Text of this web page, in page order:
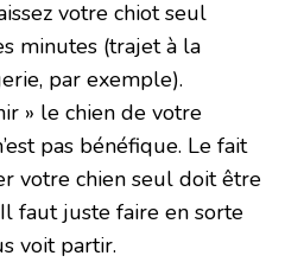
votre chiot seul
minutes (trajet à la
par exemple).
» le chien de votre
pas bénéfique. Le fait
votre chien seul doit être
faut juste faire en sorte
voit partir.